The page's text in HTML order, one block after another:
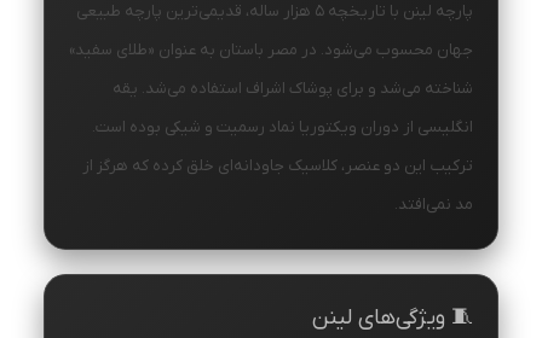
پارچه لینن با تاریخچه ۵ هزار ساله، قدیمی‌ترین پارچه طبیعی
جهان محسوب می‌شود. در مصر باستان به عنوان «طلای سفید»
شناخته می‌شد و برای پوشاک اشراف استفاده می‌شد. یقه
انگلیسی از دوران ویکتوریا نماد رسمیت و شیکی بوده است.
ترکیب این دو عنصر، کلاسیک جاودانه‌ای خلق کرده که هرگز از
مد نمی‌افتد.
🧵 ویژگی‌های لینن